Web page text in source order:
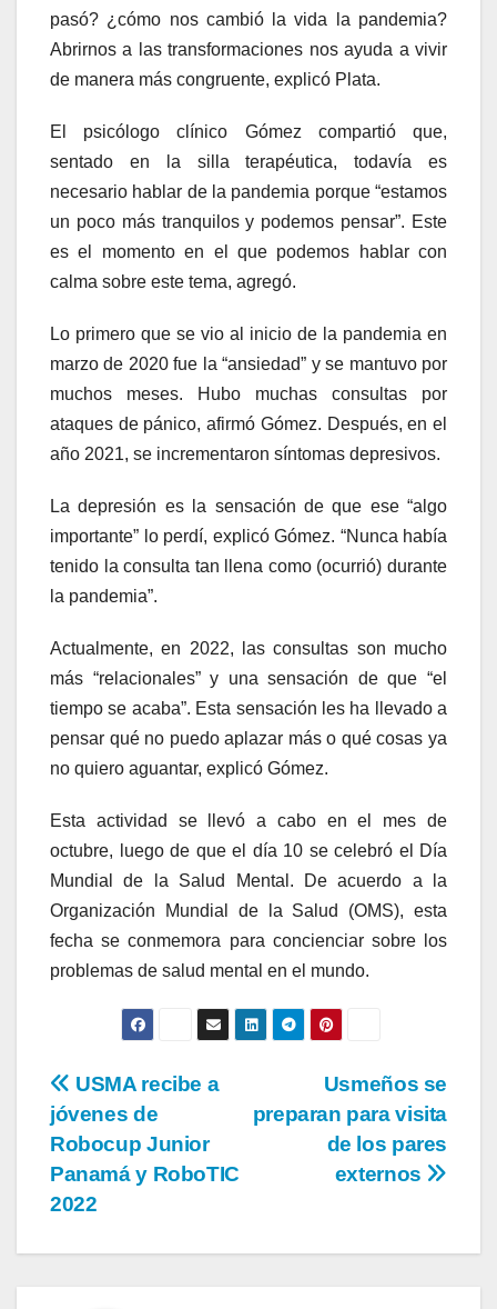
pasó? ¿cómo nos cambió la vida la pandemia?
Abrirnos a las transformaciones nos ayuda a vivir
de manera más congruente, explicó Plata.
El psicólogo clínico Gómez compartió que,
sentado en la silla terapéutica, todavía es
necesario hablar de la pandemia porque “estamos
un poco más tranquilos y podemos pensar”. Este
es el momento en el que podemos hablar con
calma sobre este tema, agregó.
Lo primero que se vio al inicio de la pandemia en
marzo de 2020 fue la “ansiedad” y se mantuvo por
muchos meses. Hubo muchas consultas por
ataques de pánico, afirmó Gómez. Después, en el
año 2021, se incrementaron síntomas depresivos.
La depresión es la sensación de que ese “algo
importante” lo perdí, explicó Gómez. “Nunca había
tenido la consulta tan llena como (ocurrió) durante
la pandemia”.
Actualmente, en 2022, las consultas son mucho
más “relacionales” y una sensación de que “el
tiempo se acaba”. Esta sensación les ha llevado a
pensar qué no puedo aplazar más o qué cosas ya
no quiero aguantar, explicó Gómez.
Esta actividad se llevó a cabo en el mes de
octubre, luego de que el día 10 se celebró el Día
Mundial de la Salud Mental. De acuerdo a la
Organización Mundial de la Salud (OMS), esta
fecha se conmemora para concienciar sobre los
problemas de salud mental en el mundo.
Usmeños se
preparan para visita
de los pares
externos
USMA recibe a
jóvenes de
Robocup Junior
Panamá y RoboTIC
2022